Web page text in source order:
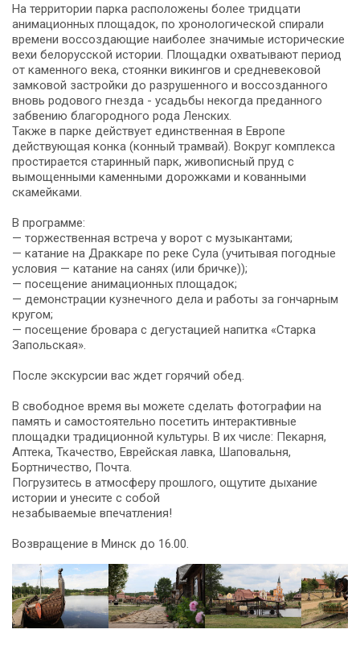
На территории парка расположены более тридцати
анимационных площадок, по хронологической спирали
времени воссоздающие наиболее значимые исторические
вехи белорусской истории. Площадки охватывают период
от каменного века, стоянки викингов и средневековой
замковой застройки до разрушенного и воссозданного
вновь родового гнезда - усадьбы некогда преданного
забвению благородного рода Ленских.
Также в парке действует единственная в Европе
действующая конка (конный трамвай). Вокруг комплекса
простирается старинный парк, живописный пруд с
вымощенными каменными дорожками и кованными
скамейками.
В программе:
— торжественная встреча у ворот с музыкантами;
— катание на Драккаре по реке Сула (учитывая погодные
условия — катание на санях (или бричке));
— посещение анимационных площадок;
— демонстрации кузнечного дела и работы за гончарным
кругом;
— посещение бровара с дегустацией напитка «Старка
Запольская».
После экскурсии вас ждет горячий обед.
В свободное время вы можете сделать фотографии на
память и самостоятельно посетить интерактивные
площадки традиционной культуры. В их числе: Пекарня,
Аптека, Ткачество, Еврейская лавка, Шаповальня,
Бортничество, Почта.
Погрузитесь в атмосферу прошлого, ощутите дыхание
истории и унесите с собой
незабываемые впечатления!
Возвращение в Минск до 16.00.